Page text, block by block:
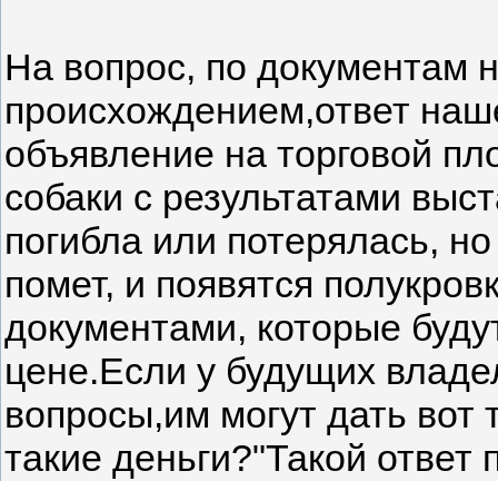
На вопрос, по документам
происхождением,ответ
объявление на торговой
собаки с результатами
погибла или потерялась,
помет, и появятся
документами, которые
цене.Если у будущих
вопросы,им могут дать вот
такие деньги?"Такой ответ